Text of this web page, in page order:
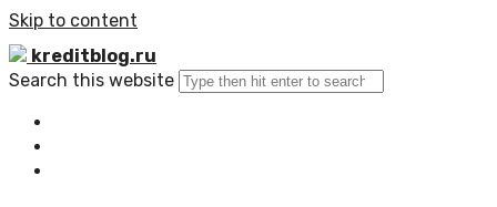
Skip to content
kreditblog.ru
Search this website